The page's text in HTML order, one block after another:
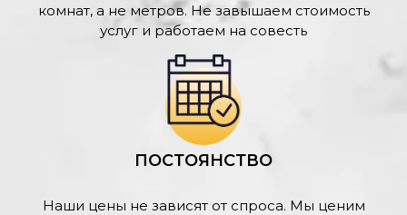
комнат, а не метров. Не завышаем стоимость
услуг и работаем на совесть
ПОСТОЯНСТВО
Наши цены не зависят от спроса. Мы ценим